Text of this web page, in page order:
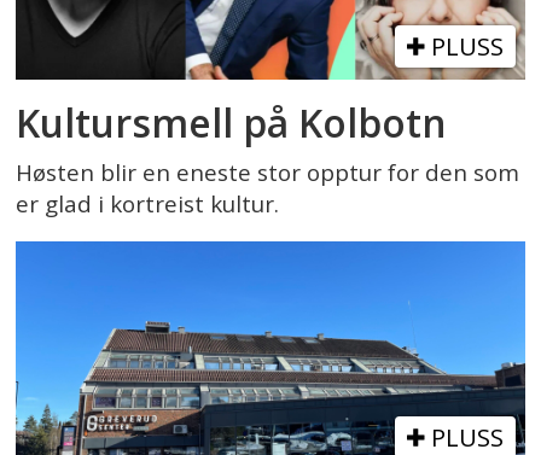
PLUSS
Kultursmell på Kolbotn
Høsten blir en eneste stor opptur for den som
er glad i kortreist kultur.
PLUSS